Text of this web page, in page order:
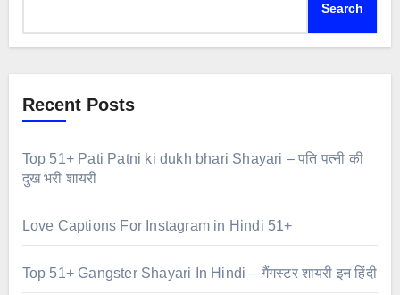
Search
Recent Posts
Top 51+ Pati Patni ki dukh bhari Shayari – पति पत्नी की
दुख भरी शायरी
Love Captions For Instagram in Hindi 51+
Top 51+ Gangster Shayari In Hindi – गैंगस्टर शायरी इन हिंदी